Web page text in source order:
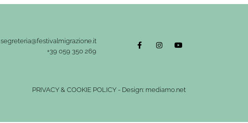
segreteria@festivalmigrazione.it
+39 059 350 269
PRIVACY & COOKIE POLICY - Design: mediamo.net